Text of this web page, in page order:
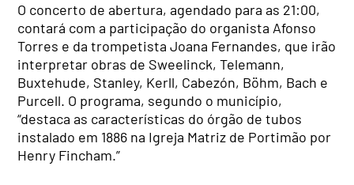
O concerto de abertura, agendado para as 21:00,
contará com a participação do organista Afonso
Torres e da trompetista Joana Fernandes, que irão
interpretar obras de Sweelinck, Telemann,
Buxtehude, Stanley, Kerll, Cabezón, Böhm, Bach e
Purcell. O programa, segundo o município,
“destaca as características do órgão de tubos
instalado em 1886 na Igreja Matriz de Portimão por
Henry Fincham.”